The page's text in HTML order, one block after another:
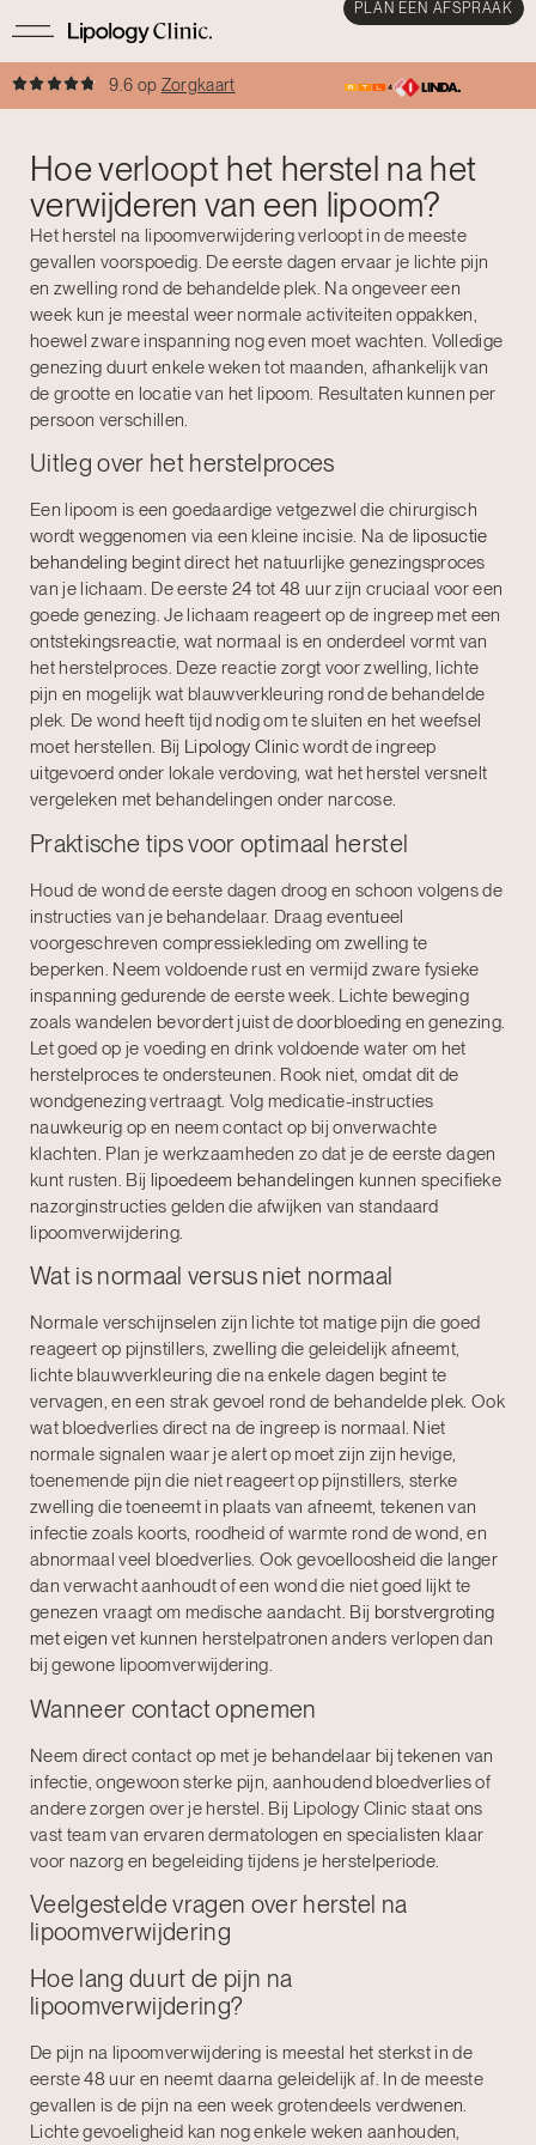
PLAN EEN AFSPRAAK
9.6 op Zorgkaart
Hoe verloopt het herstel na het
verwijderen van een lipoom?
Het herstel na lipoomverwijdering verloopt in de meeste
gevallen voorspoedig. De eerste dagen ervaar je lichte pijn
en zwelling rond de behandelde plek. Na ongeveer een
week kun je meestal weer normale activiteiten oppakken,
hoewel zware inspanning nog even moet wachten. Volledige
genezing duurt enkele weken tot maanden, afhankelijk van
de grootte en locatie van het lipoom. Resultaten kunnen per
persoon verschillen.
Uitleg over het herstelproces
Een lipoom is een goedaardige vetgezwel die chirurgisch
wordt weggenomen via een kleine incisie. Na de liposuctie
behandeling begint direct het natuurlijke genezingsproces
van je lichaam. De eerste 24 tot 48 uur zijn cruciaal voor een
goede genezing. Je lichaam reageert op de ingreep met een
ontstekingsreactie, wat normaal is en onderdeel vormt van
het herstelproces. Deze reactie zorgt voor zwelling, lichte
pijn en mogelijk wat blauwverkleuring rond de behandelde
plek. De wond heeft tijd nodig om te sluiten en het weefsel
moet herstellen. Bij Lipology Clinicwordt de ingreep
uitgevoerd onder lokale verdoving, wat het herstel versnelt
vergeleken met behandelingen onder narcose.
Praktische tips voor optimaal herstel
Houd de wond de eerste dagen droog en schoon volgens de
instructies van je behandelaar. Draag eventueel
voorgeschreven compressiekleding om zwelling te
beperken. Neem voldoende rust en vermijd zware fysieke
inspanning gedurende de eerste week. Lichte beweging
zoals wandelen bevordert juist de doorbloeding en genezing.
Let goed op je voeding en drink voldoende water om het
herstelproces te ondersteunen. Rook niet, omdat dit de
wondgenezing vertraagt. Volg medicatie-instructies
nauwkeurig op en neem contact op bij onverwachte
klachten. Plan je werkzaamheden zo dat je de eerste dagen
kunt rusten. Bij lipoedeem behandelingen kunnen specifieke
nazorginstructies gelden die afwijken van standaard
lipoomverwijdering.
Wat is normaal versus niet normaal
Normale verschijnselen zijn lichte tot matige pijn die goed
reageert op pijnstillers, zwelling die geleidelijk afneemt,
lichte blauwverkleuring die na enkele dagen begint te
vervagen, en een strak gevoel rond de behandelde plek. Ook
wat bloedverlies direct na de ingreep is normaal. Niet
normale signalen waar je alert op moet zijn zijn hevige,
toenemende pijn die niet reageert op pijnstillers, sterke
zwelling die toeneemt in plaats van afneemt, tekenen van
infectie zoals koorts, roodheid of warmte rond de wond, en
abnormaal veel bloedverlies. Ook gevoelloosheid die langer
dan verwacht aanhoudt of een wond die niet goed lijkt te
genezen vraagt om medische aandacht. Bij borstvergroting
met eigen vet kunnen herstelpatronen anders verlopen dan
bij gewone lipoomverwijdering.
Wanneer contact opnemen
Neem direct contact op met je behandelaar bij tekenen van
infectie, ongewoon sterke pijn, aanhoudend bloedverlies of
andere zorgen over je herstel. Bij Lipology Clinic staat ons
vast team van ervaren dermatologen en specialisten klaar
voor nazorg en begeleiding tijdens je herstelperiode.
Veelgestelde vragen over herstel na
lipoomverwijdering
Hoe lang duurt de pijn na
lipoomverwijdering?
De pijn na lipoomverwijdering is meestal het sterkst in de
eerste 48 uur en neemt daarna geleidelijk af. In de meeste
gevallen is de pijn na een week grotendeels verdwenen.
Lichte gevoeligheid kan nog enkele weken aanhouden,